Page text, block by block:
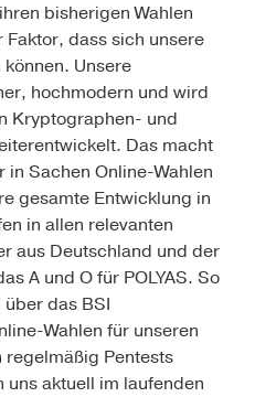
bisherigen Wahlen
dass sich unsere
Unsere
hochmodern und wird
Kryptographen- und
Das macht
in Sachen Online-Wahlen
gesamte Entwicklung in
in allen relevanten
aus Deutschland und der
A und O für POLYAS. So
das BSI
Wahlen für unseren
regelmäßig Pentests
aktuell im laufenden